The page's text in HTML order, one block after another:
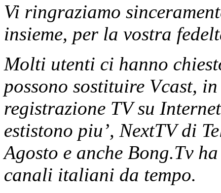
Vi ringraziamo
insieme, per la vostra
Molti utenti ci hanno
possono sostituire Vcast,
registrazione TV su
estistono piu’, NextTV di
Agosto e anche Bong.Tv
canali italiani da tempo.